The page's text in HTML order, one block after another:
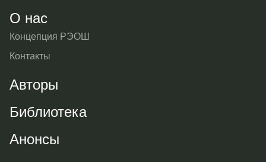
О нас
Концепция РЭОШ
Контакты
Авторы
Библиотека
Анонсы